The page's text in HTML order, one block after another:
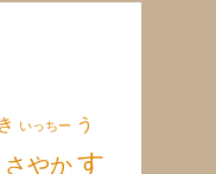
いっちー う
さやかす